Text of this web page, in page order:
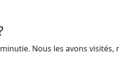
Nous les avons